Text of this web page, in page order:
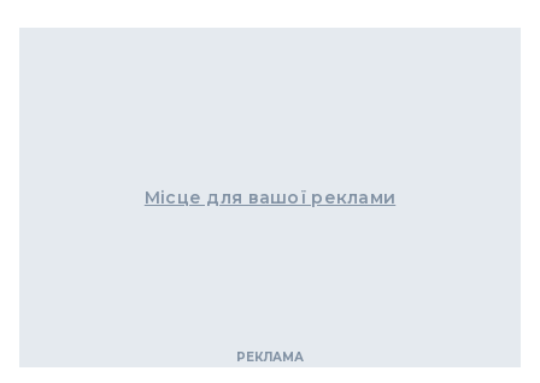
Місце для вашої реклами